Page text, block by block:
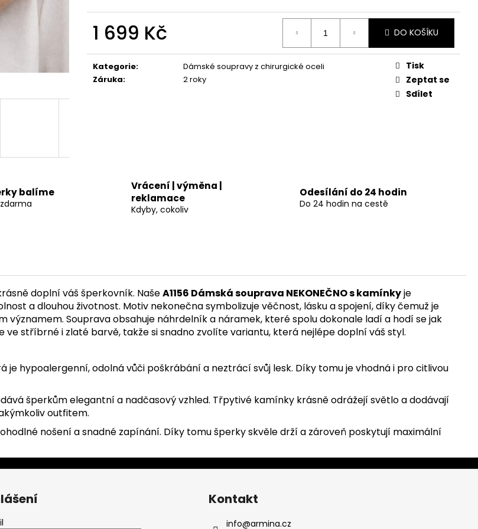
1 699 Kč
cena:
DO KOŠÍKU
Kategorie:
Dámské soupravy z chirurgické oceli
Záruka: 2 roky
Tisk
Zeptat se
Sdílet
balíme
Vrácení | výměna |
reklamace
Kdyby, cokoliv
Odesílání do 24 hodin
Do 24 hodin na cestě
doplní váš šperkovník. NašeA1156 Dámská souprava NEKONEČNO s kamínkyje
a dlouhou životnost. Motiv nekonečna symbolizuje věčnost, lásku a spojení, díky čemuž je
Souprava obsahuje náhrdelník a náramek, které spolu dokonale ladí a hodí se jak
stříbrné i zlaté barvě, takže si snadno zvolíte variantu, která nejlépe doplní váš styl.
je hypoalergenní, odolná vůči poškrábání a neztrácí svůj lesk. Díky tomu je vhodná i pro citlivou
šperkům elegantní a nadčasový vzhled. Třpytivé kamínky krásně odrážejí světlo a dodávají
outfitem.
nošení a snadné zapínání. Díky tomu šperky skvěle drží a zároveň poskytují maximální
KROUŽEK S KAMÍNKY
Kontakt
info@armina.cz